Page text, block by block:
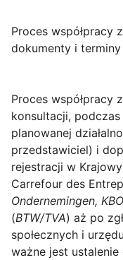
Proces współpracy
dokumenty i terminy
Proces współpracy z
konsultacji,
planowanej
przedstawiciel) i
rejestracji w
Carrefour des
Ondernemingen, KBO
(BTW/TVA) aż po
społecznych i
ważne jest